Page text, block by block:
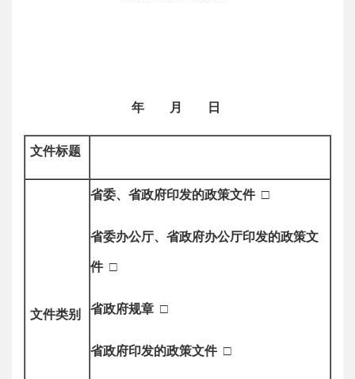
年 月 日
文件标题
文件类别
省委、省政府印发的政策文件 □
省委办公厅、省政府办公厅印发的政策文
件 □
省政府规章 □
省政府印发的政策文件 □